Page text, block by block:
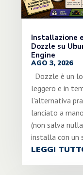
Installazione
Dozzle su
Engine
AGO 3, 2026
Dozzle è un
leggero e in
l'alternativa
lanciato a
(non salva
installa con un
LEGGI